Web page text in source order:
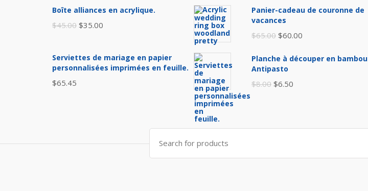
Boîte alliances en acrylique.
$45.00 Original
was:
$45.00.
$35.00
$35.00.
Serviettes de mariage en papier
personnalisées imprimées en feuille.
$65.45
was:
$105.00.
is:
Panier-cadeau de couronne de
vacances
$65.00 Original
was:
$60.00
is:
Planche à découper en bambou
Antipasto
$8.00 Original
$8.00.
$6.50
$6.50.
Search
for: